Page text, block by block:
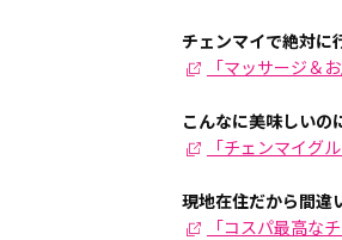
チェンマイで絶対に
「マッサージ＆
こんなに美味しいの
「チェンマイグル
現地在住だから間違
「コスパ最高な